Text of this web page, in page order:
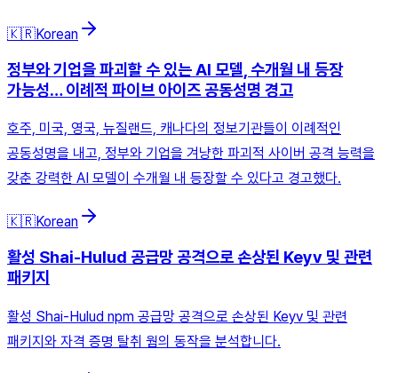
🇰🇷Korean
정부와 기업을 파괴할 수 있는 AI 모델, 수개월 내 등장
가능성… 이례적 파이브 아이즈 공동성명 경고
호주, 미국, 영국, 뉴질랜드, 캐나다의 정보기관들이 이례적인
공동성명을 내고, 정부와 기업을 겨냥한 파괴적 사이버 공격 능력을
갖춘 강력한 AI 모델이 수개월 내 등장할 수 있다고 경고했다.
🇰🇷Korean
활성 Shai-Hulud 공급망 공격으로 손상된 Keyv 및 관련
패키지
활성 Shai-Hulud npm 공급망 공격으로 손상된 Keyv 및 관련
패키지와 자격 증명 탈취 웜의 동작을 분석합니다.